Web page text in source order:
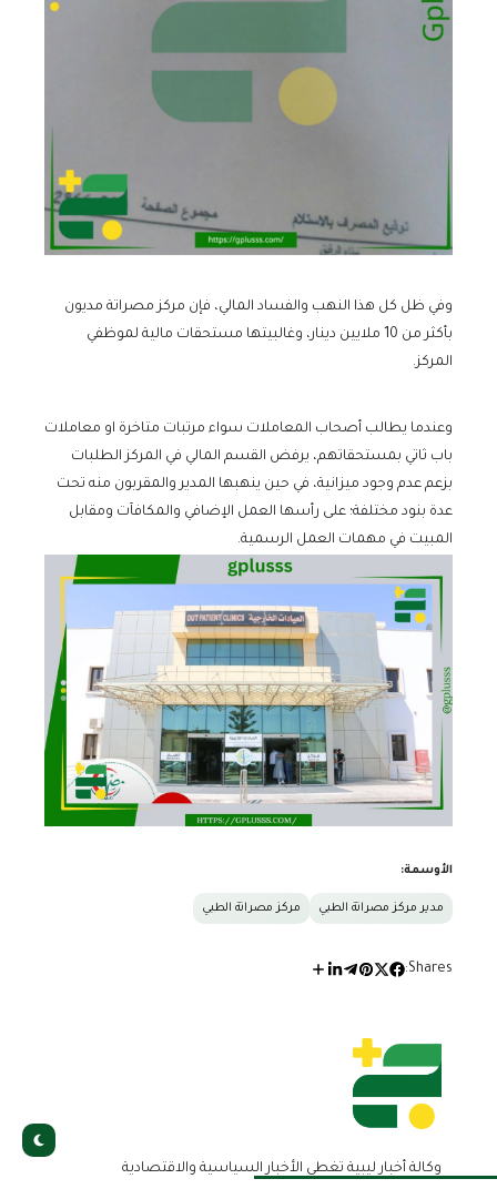
وفي ظل كل هذا النهب والفساد المالي، فإن مركز مصراتة مديون
بأكثر من 10 ملايين دينار، وغالبيتها مستحقات مالية لموظفي
المركز.
وعندما يطالب أصحاب المعاملات سواء مرتبات متاخرة او معاملات
باب ثاتي بمستحقاتهم، يرفض القسم المالي في المركز الطلبات
بزعم عدم وجود ميزانية، في حين ينهبها المدير والمقربون منه تحت
عدة بنود مختلفة؛ على رأسها العمل الإضافي والمكافآت ومقابل
المبيت في مهمات العمل الرسمية.
الأوسمة:
مدير مركز مصراتة الطبي مركز مصراتة الطبي
Shares:
وكالة أخبار ليبية تغطي الأخبار السياسية والاقتصادية